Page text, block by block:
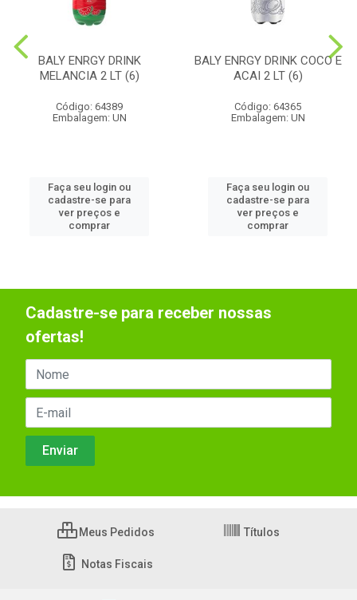
BALY ENRGY DRINK
MELANCIA 2 LT (6)
Código: 64389
Embalagem: UN
Faça seu login ou
cadastre-se para
ver preços e
comprar
BALY ENRGY DRINK COCO E
ACAI 2 LT (6)
Código: 64365
Embalagem: UN
Faça seu login ou
cadastre-se para
ver preços e
comprar
Cadastre-se para receber nossas
ofertas!
Meus Pedidos Títulos
Notas Fiscais